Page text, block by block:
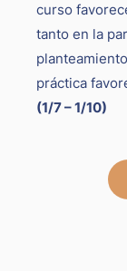
curso
tanto en la
práctica
(1/7 – 1/10)